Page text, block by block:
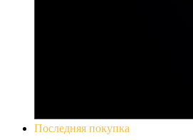
Последняя покупка